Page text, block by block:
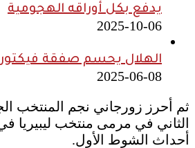
يدفع بكل أوراقه الهجومية
2025-10-06
الهلال يحسم صفقة
2025-06-08
ثم أحرز زورجاني نجم المنتخب
أحداث الشوط الأول.